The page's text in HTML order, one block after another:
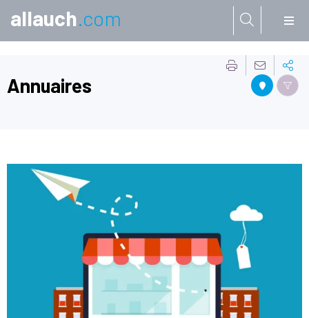
allauch.com
Annuaires